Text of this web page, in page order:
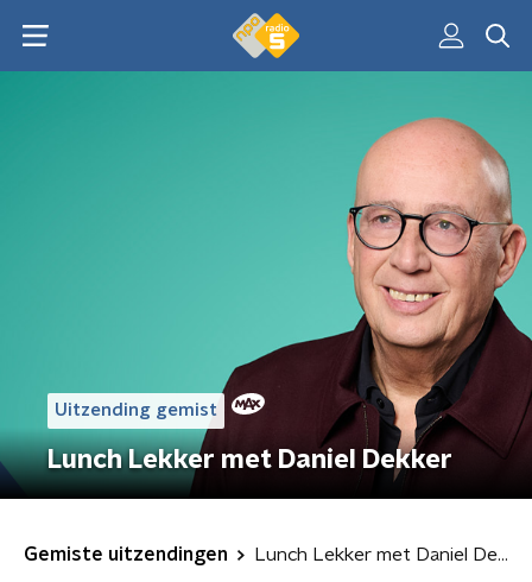
Uitzending gemist
Lunch Lekker met Daniel Dekker
Gemiste uitzendingen Lunch Lekker met Daniel Dekker